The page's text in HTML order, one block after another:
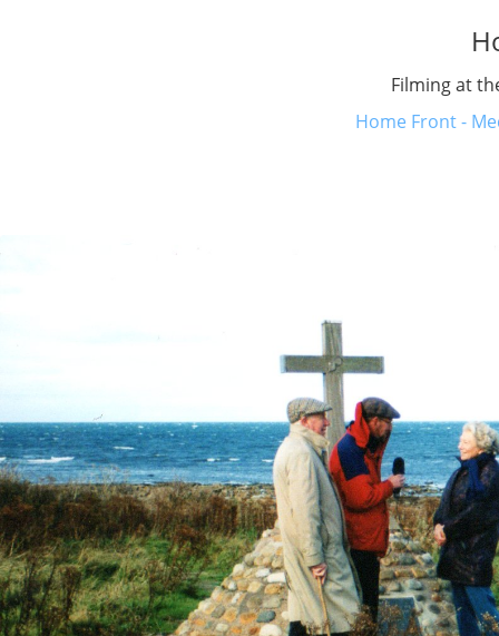
Filming at
Home Front -